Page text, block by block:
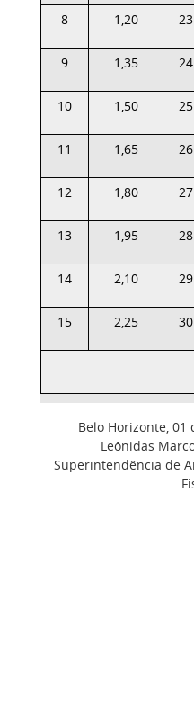
8 1,20 23
9 1,35 24
10 1,50 25
11 1,65 26
12 1,80 27
13 1,95 28
14 2,10 29
15 2,25 30
Belo Horizonte, 01
Leônidas
Superintendência de